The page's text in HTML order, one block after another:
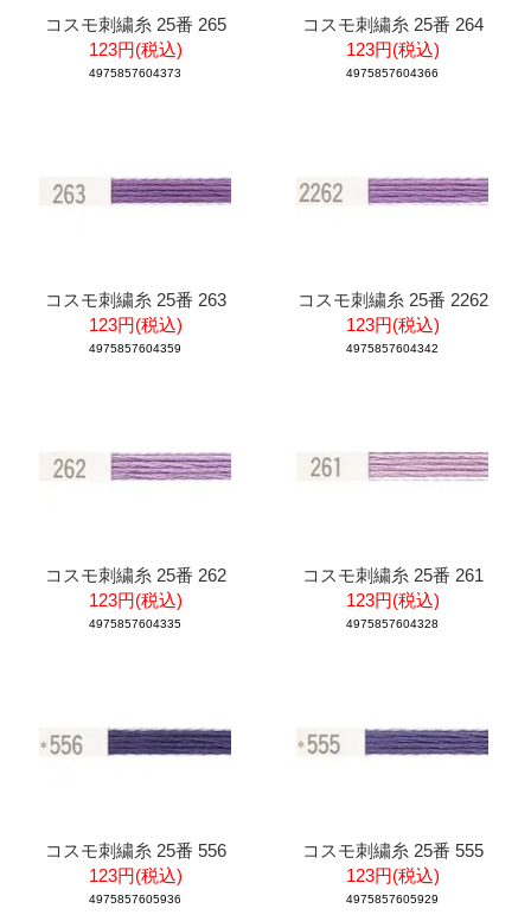
コスモ刺繍糸 25番 265
123円(税込)
4975857604373
コスモ刺繍糸 25番 264
123円(税込)
4975857604366
コスモ刺繍糸 25番 263
123円(税込)
4975857604359
コスモ刺繍糸 25番 2262
123円(税込)
4975857604342
コスモ刺繍糸 25番 262
123円(税込)
4975857604335
コスモ刺繍糸 25番 261
123円(税込)
4975857604328
コスモ刺繍糸 25番 556
123円(税込)
4975857605936
コスモ刺繍糸 25番 555
123円(税込)
4975857605929